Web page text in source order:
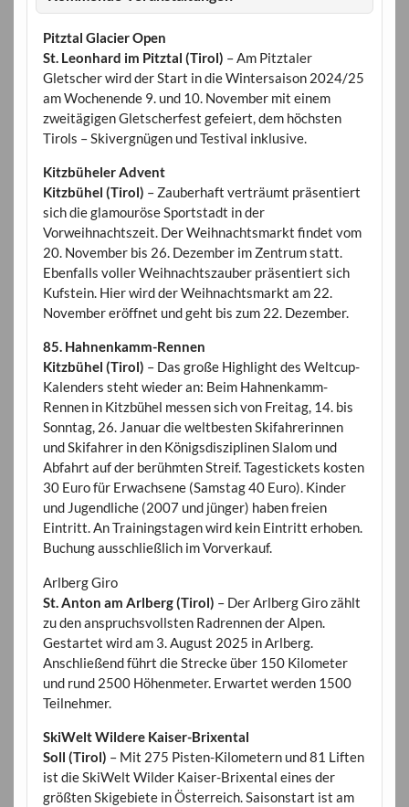
Pitztal Glacier Open
St. Leonhard im Pitztal (Tirol) – Am Pitztaler
Gletscher wird der Start in die Wintersaison 2024/25
am Wochenende 9. und 10. November mit einem
zweitägigen Gletscherfest gefeiert, dem höchsten
Tirols – Skivergnügen und Testival inklusive.
Kitzbüheler Advent
Kitzbühel (Tirol) – Zauberhaft verträumt präsentiert
sich die glamouröse Sportstadt in der
Vorweihnachtszeit. Der Weihnachtsmarkt findet vom
20. November bis 26. Dezember im Zentrum statt.
Ebenfalls voller Weihnachtszauber präsentiert sich
Kufstein. Hier wird der Weihnachtsmarkt am 22.
November eröffnet und geht bis zum 22. Dezember.
85. Hahnenkamm-Rennen
Kitzbühel (Tirol) – Das große Highlight des Weltcup-
Kalenders steht wieder an: Beim Hahnenkamm-
Rennen in Kitzbühel messen sich von Freitag, 14. bis
Sonntag, 26. Januar die weltbesten Skifahrerinnen
und Skifahrer in den Königsdisziplinen Slalom und
Abfahrt auf der berühmten Streif. Tagestickets kosten
30 Euro für Erwachsene (Samstag 40 Euro). Kinder
und Jugendliche (2007 und jünger) haben freien
Eintritt. An Trainingstagen wird kein Eintritt erhoben.
Buchung ausschließlich im Vorverkauf.
Arlberg Giro
St. Anton am Arlberg (Tirol) – Der Arlberg Giro zählt
zu den anspruchsvollsten Radrennen der Alpen.
Gestartet wird am 3. August 2025 in Arlberg.
Anschließend führt die Strecke über 150 Kilometer
und rund 2500 Höhenmeter. Erwartet werden 1500
Teilnehmer.
SkiWelt Wildere Kaiser-Brixental
Soll (Tirol) – Mit 275 Pisten-Kilometern und 81 Liften
ist die SkiWelt Wilder Kaiser-Brixental eines der
größten Skigebiete in Österreich. Saisonstart ist am